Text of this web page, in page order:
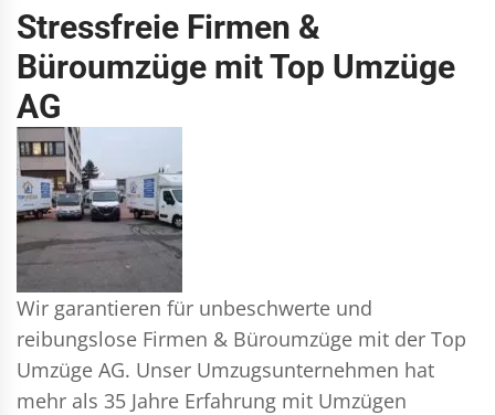
Stressfreie Firmen &
Büroumzüge mit Top Umzüge
AG
Wir garantieren für unbeschwerte und
reibungslose Firmen & Büroumzüge mit der Top
Umzüge AG. Unser Umzugsunternehmen hat
mehr als 35 Jahre Erfahrung mit Umzügen